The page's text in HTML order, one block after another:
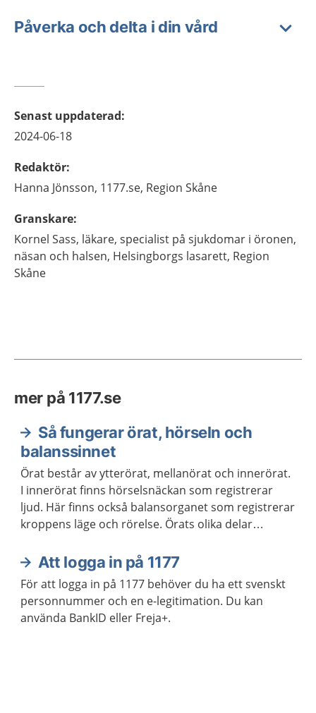
Påverka och delta i din vård
Senast uppdaterad:
2024-06-18
Redaktör:
Hanna Jönsson, 1177.se, Region Skåne
Granskare:
Kornel Sass, läkare, specialist på sjukdomar i öronen,
näsan och halsen, Helsingborgs lasarett, Region
Skåne
mer på 1177.se
Så fungerar örat, hörseln och
balanssinnet
Örat består av ytterörat, mellanörat och innerörat.
I innerörat finns hörselsnäckan som registrerar
ljud. Här finns också balansorganet som registrerar
kroppens läge och rörelse. Örats olika delar
hörselcentrum och balanscentrum i hjärnan.
Att logga in på 1177
För att logga in på 1177 behöver du ha ett svenskt
personnummer och en e-legitimation. Du kan
använda BankID eller Freja+.